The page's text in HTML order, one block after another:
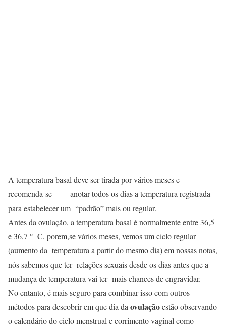
A temperatura basal deve ser tirada por vários meses e
recomenda-se anotar todos os dias a temperatura registrada
para estabelecer um “padrão” mais ou regular.
Antes da ovulação, a temperatura basal é normalmente entre 36,5
e 36,7 ° C, porem,se vários meses, vemos um ciclo regular
(aumento da temperatura a partir do mesmo dia) em nossas notas,
nós sabemos que ter relações sexuais desde os dias antes que a
mudança de temperatura vai ter mais chances de engravidar.
No entanto, é mais seguro para combinar isso com outros
métodos para descobrir em que dia da ovulaçãoestão observando
o calendário do ciclo menstrual e corrimento vaginal como